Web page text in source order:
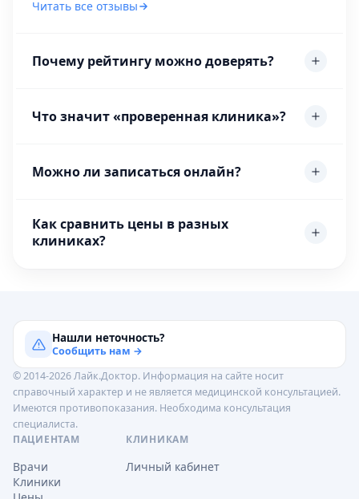
Читать все отзывы
Почему рейтингу можно доверять?
Что значит «проверенная клиника»?
Можно ли записаться онлайн?
Как сравнить цены в разных
клиниках?
Нашли неточность?
Сообщить нам →
© 2014-2026 Лайк.Доктор. Информация на сайте носит
справочный характер и не является медицинской консультацией.
Имеются противопоказания. Необходима консультация
специалиста.
ПАЦИЕНТАМ
Врачи
Клиники
КЛИНИКАМ
Личный кабинет